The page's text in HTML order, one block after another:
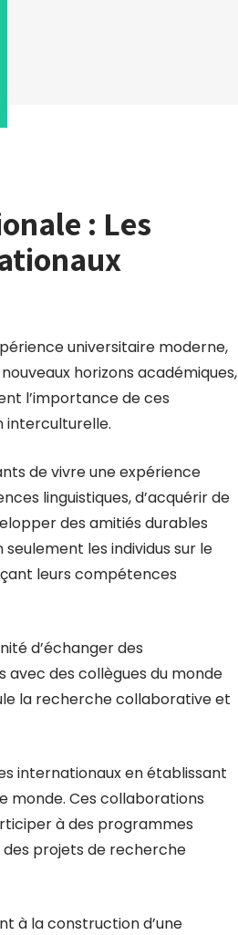
: Les
universitaire moderne,
horizons académiques,
l’importance de ces
interculturelle.
de vivre une expérience
linguistiques, d’acquérir de
des amitiés durables
les individus sur le
leurs compétences
d’échanger des
avec des collègues du monde
la recherche collaborative et
internationaux en établissant
monde. Ces collaborations
à des programmes
projets de recherche
à la construction d’une